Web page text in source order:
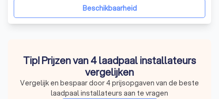
Beschikbaarheid
Tip! Prijzen van 4 laadpaal installateurs
vergelijken
Vergelijk en bespaar door 4 prijsopgaven van de beste
laadpaal installateurs aan te vragen